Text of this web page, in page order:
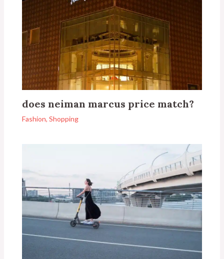
does neiman marcus price match?
Fashion,Shopping